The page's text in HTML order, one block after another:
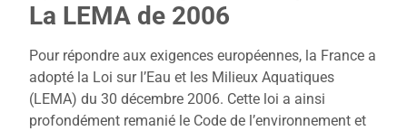
La LEMA de 2006
Pour répondre aux exigences européennes, la France a
adopté la Loi sur l’Eau et les Milieux Aquatiques
(LEMA) du 30 décembre 2006. Cette loi a ainsi
profondément remanié le Code de l’environnement et